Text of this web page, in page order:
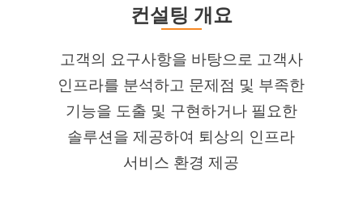
컨설팅 개요
고객의 요구사항을 바탕으로 고객사
인프라를 분석하고 문제점 및 부족한
기능을 도출 및 구현하거나 필요한
솔루션을 제공하여 퇴상의 인프라
서비스 환경 제공